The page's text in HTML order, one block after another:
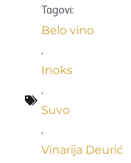
Tagovi:
Belo vino
,
Inoks
,
Suvo
,
Vinarija Deurić